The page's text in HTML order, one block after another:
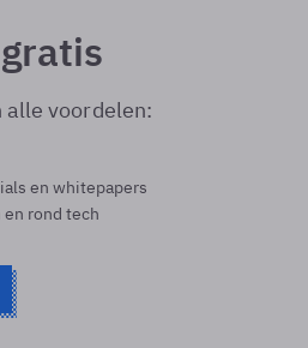
alle voordelen:
en whitepapers
rond tech